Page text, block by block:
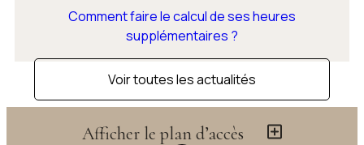
Comment faire le calcul de ses heures
supplémentaires ?
Voir toutes les actualités
Afficher le plan d’accès